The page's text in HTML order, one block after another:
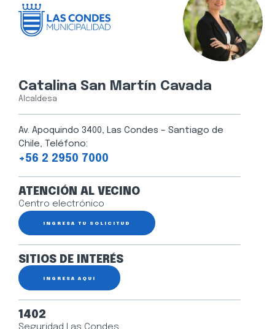
Catalina San Martín Cavada
Alcaldesa
Av. Apoquindo 3400, Las Condes – Santiago de
Chile, Teléfono:
+56 2 2950 7000
ATENCIÓN AL VECINO
Centro electrónico
INGRESA TU SOLICITUD
SITIOS DE INTERÉS
INGRESA AQUÍ
1402
Seguridad Las Condes